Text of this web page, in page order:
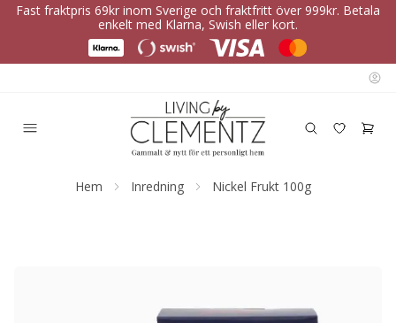
Fast fraktpris 69kr inom Sverige och fraktfritt över 999kr. Betala
enkelt med Klarna, Swish eller kort.
Hem Inredning Nickel Frukt 100g